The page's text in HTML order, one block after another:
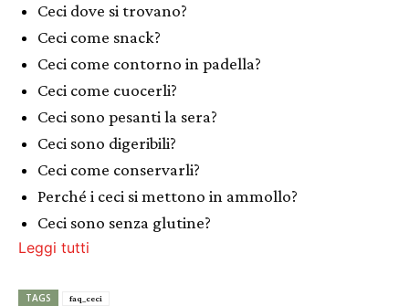
Ceci dove si trovano?
Ceci come snack?
Ceci come contorno in padella?
Ceci come cuocerli?
Ceci sono pesanti la sera?
Ceci sono digeribili?
Ceci come conservarli?
Perché i ceci si mettono in ammollo?
Ceci sono senza glutine?
Leggi tutti
TAGS faq_ceci